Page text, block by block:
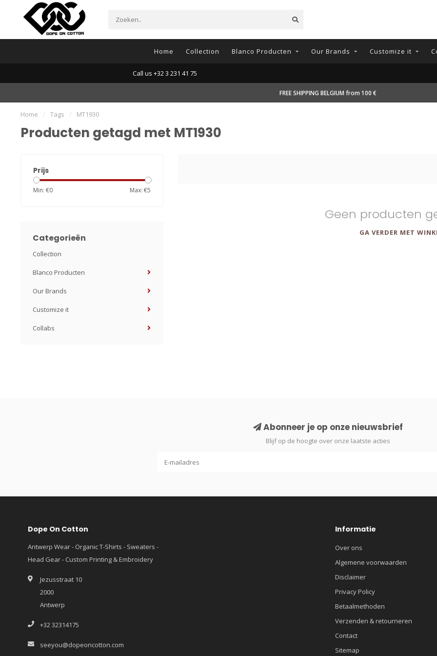
Home Collection Blanco Producten Our Brands Customize it
Call us +32 3 231 41 75
FREE SHIPPING BELGIUM from 100 €
Home / Tags / MT1930
Producten getagd met MT1930
Prijs
Min: €0 Max: €5
Categorieën
Collection
Blanco Producten
Our Brands
Customize it
Collabs
Geen producten
GA VERDER MET
Abonneer je op onze nieuwsbrief
Blijf op de hoogte over onze laatste acties
Dope On Cotton
Antwerp Wear - Organic T-Shirts - Sweaters -
Head Gear - Custom Printing & Embroidery
Jezusstraat 10
2000
Antwerp
+32 32314175
seeyou@dopeoncotton.com
Informatie
Over ons
Algemene voorwaarden
Disclaimer
Privacy Policy
Betaalmethoden
Verzenden & retourneren
Contact
Sitemap